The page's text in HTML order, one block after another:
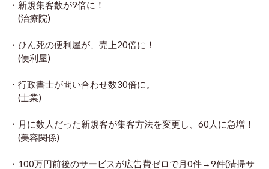
・新規集客数が9倍に！
(治療院)
・ひん死の便利屋が、売上20倍に！
(便利屋)
・行政書士が問い合わせ数30倍に。
(士業)
・月に数人だった新規客が集客方法を変更し、60人に急増！
(美容関係)
・100万円前後のサービスが広告費ゼロで月0件→9件(清掃サ